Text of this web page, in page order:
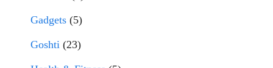
Gadgets (5)
Goshti (23)